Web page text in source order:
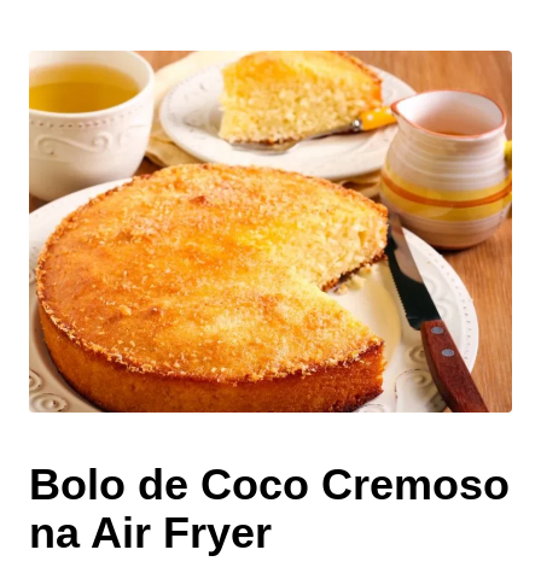
Bolo de Coco Cremoso
na Air Fryer